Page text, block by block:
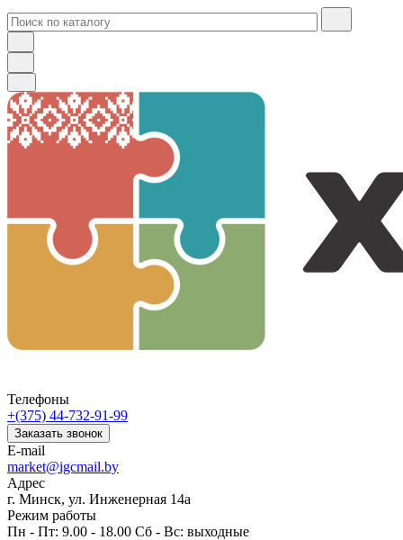
Телефоны
+(375) 44-732-91-99
Заказать звонок
E-mail
market@igcmail.by
Адрес
г. Минск, ул. Инженерная 14а
Режим работы
Пн - Пт: 9.00 - 18.00 Сб - Вс: выходные